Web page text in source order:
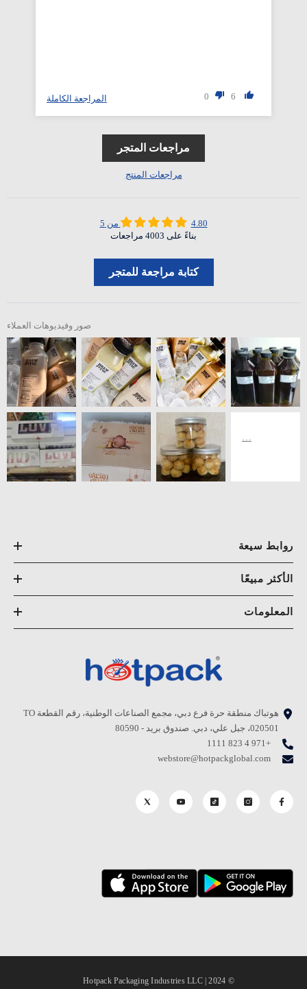
6
0 المراجعة الكاملة
مراجعات المتجر
مراجعات المنتج
4.80 من 5
بناءً على 4003 مراجعات
كتابة مراجعة للمتجر
صور وفيديوهات العملاء
روابط سيعة
الأكثر مبيعًا
المعلومات
هوتباك منطقة حرة فرع دبي، مجمع الصناعات الوطنية، رقم القطعة TO
020501، جبل علي، دبي. صندوق بريد - 80590
+971 4 823 1111
webstore@hotpackglobal.com
© 2024 | Hotpack Packaging Industries LLC